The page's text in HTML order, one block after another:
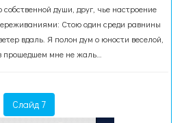
собственной души, друг, чье настроение
Стою один среди равнины
вдаль. Я полон дум о юности веселой,
прошедшем мне не жаль…
Слайд 7